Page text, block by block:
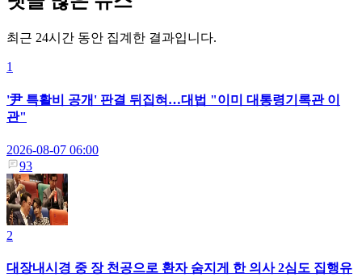
최근 24시간 동안 집계한 결과입니다.
1
'尹 특활비 공개' 판결 뒤집혀…대법 "이미 대통령기록관 이
관"
2026-08-07 06:00
93
2
대장내시경 중 장 천공으로 환자 숨지게 한 의사 2심도 집행유